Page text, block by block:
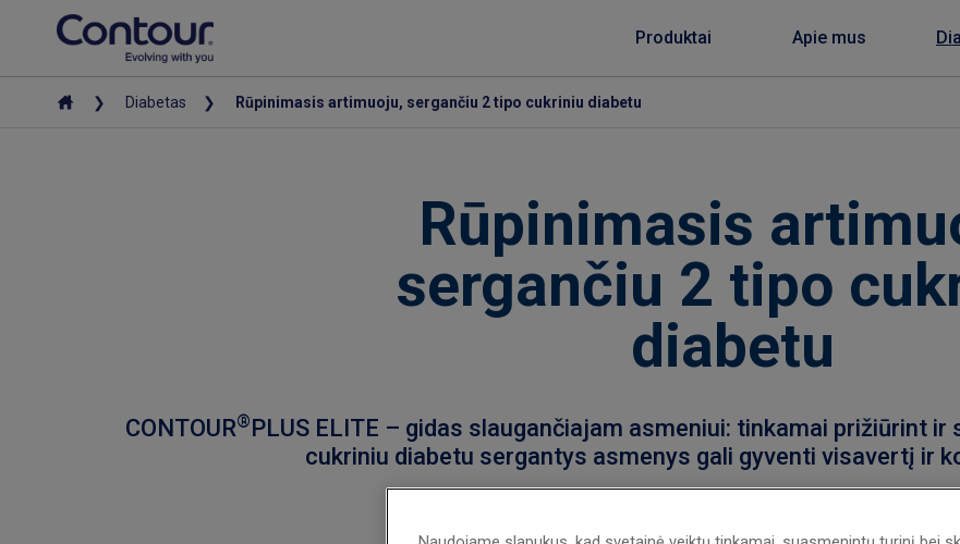
Produktai Apie mus
Diabetas Rūpinimasis artimuoju, sergančiu 2 tipo cukriniu diabetu
Rūpinimasis
sergančiu 2 tipo
diabetu
CONTOUR®PLUS ELITE – gidas slaugančiajam asmeniui: tinkamai prižiūrint
cukriniu diabetu sergantys asmenys gali gyventi visavertį ir